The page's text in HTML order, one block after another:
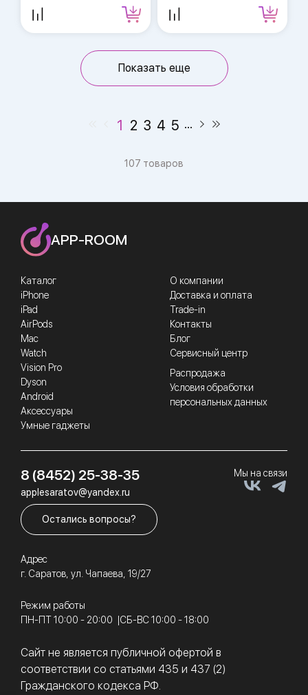
107 товаров
1 2 3 4 5
Показать еще
Каталог
iPhone
iPad
AirPods
Mac
Watch
Vision Pro
Dyson
Android
Аксессуары
Умные гаджеты
О компании
Доставка и оплата
Trade-in
Контакты
Блог
Сервисный центр
Распродажа
Условия обработки
персональных данных
APP-ROOM
8 (8452) 25-38-35
applesaratov@yandex.ru
Остались вопросы?
Адрес
г. Саратов, ул. Чапаева, 19/27
Режим работы
ПН-ПТ 10:00 - 20:00
СБ-ВС 10:00 - 18:00
Сайт не является публичной офертой в
соответствии со статьями 435 и 437 (2)
Гражданского кодекса РФ.
Мы на связи